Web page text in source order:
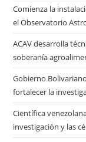
Comienza la
el Observatorio
ACAV desarrolla
soberanía
Gobierno
fortalecer la
Científica
investigación y las